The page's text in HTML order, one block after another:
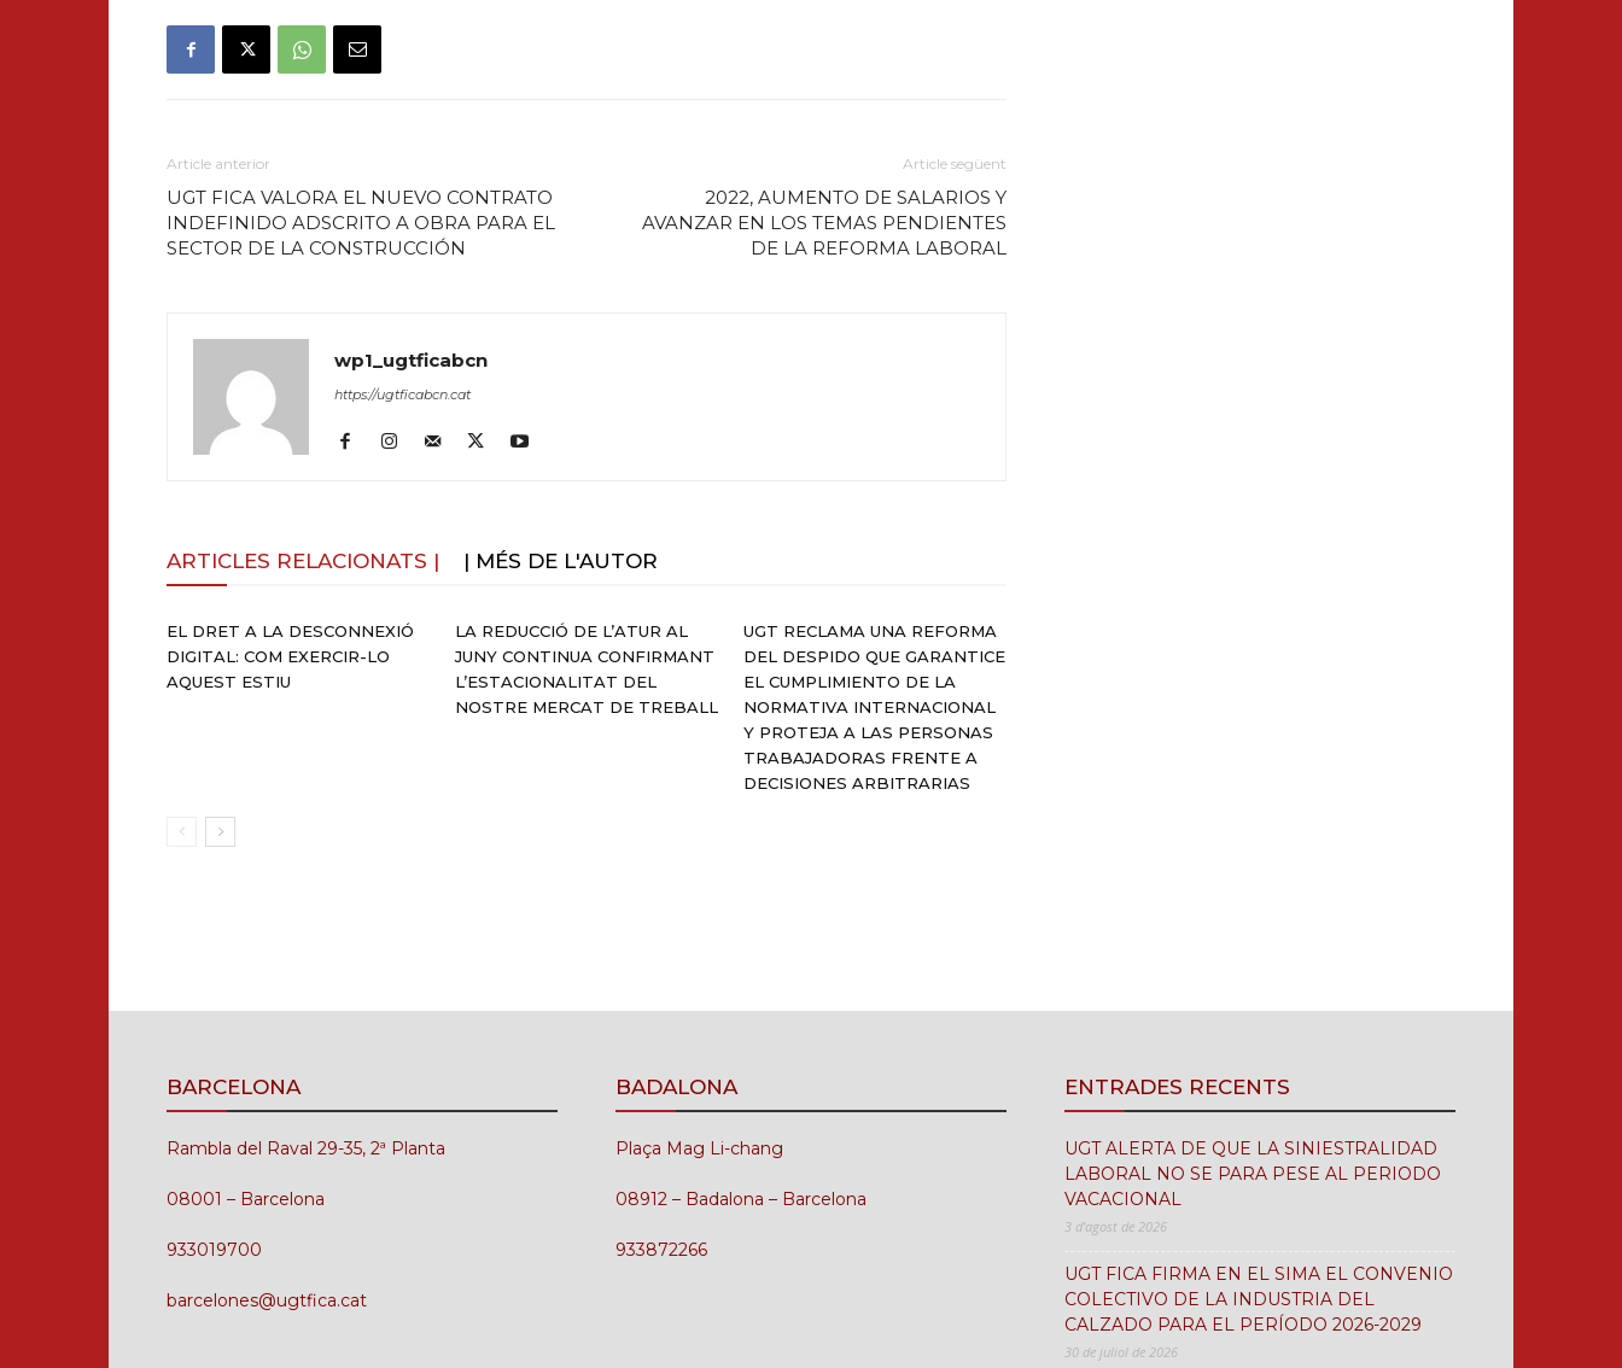
Article anterior
UGT FICA VALORA EL NUEVO CONTRATO
INDEFINIDO ADSCRITO A OBRA PARA EL
SECTOR DE LA CONSTRUCCIÓN
Article següent
2022, AUMENTO DE SALARIOS Y
AVANZAR EN LOS TEMAS PENDIENTES
DE LA REFORMA LABORAL
wp1_ugtficabcn
https://ugtficabcn.cat
ARTICLES RELACIONATS | | MÉS DE L'AUTOR
EL DRET A LA DESCONNEXIÓ
DIGITAL: COM EXERCIR-LO
AQUEST ESTIU
LA REDUCCIÓ DE L’ATUR AL
JUNY CONTINUA CONFIRMANT
L’ESTACIONALITAT DEL
NOSTRE MERCAT DE TREBALL
UGT RECLAMA UNA REFORMA
DEL DESPIDO QUE GARANTICE
EL CUMPLIMIENTO DE LA
NORMATIVA INTERNACIONAL
Y PROTEJA A LAS PERSONAS
TRABAJADORAS FRENTE A
DECISIONES ARBITRARIAS
BARCELONA
Rambla del Raval 29-35, 2ª Planta
08001 – Barcelona
933019700
barcelones@ugtfica.cat
BADALONA
Plaça Mag Li-chang
08912 – Badalona – Barcelona
933872266
ENTRADES RECENTS
UGT ALERTA DE QUE LA SINIESTRALIDAD
LABORAL NO SE PARA PESE AL PERIODO
VACACIONAL
3 d'agost de 2026
UGT FICA FIRMA EN EL SIMA EL CONVENIO
COLECTIVO DE LA INDUSTRIA DEL
CALZADO PARA EL PERÍODO 2026-2029
30 de juliol de 2026